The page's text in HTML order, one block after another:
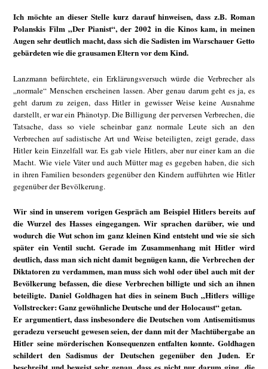
Ich möchte an dieser Stelle kurz darauf hinweisen, dass z.B. Roman
Polanskis Film „Der Pianist“, der 2002 in die Kinos kam, in meinen
Augen sehr deutlich macht, dass sich die Sadisten im Warschauer Getto
gebärdeten wie die grausamen Eltern vor dem Kind.
Lanzmann befürchtete, ein Erklärungsversuch würde die Verbrecher als
„normale“ Menschen erscheinen lassen. Aber genau darum geht es ja, es
geht darum zu zeigen, dass Hitler in gewisser Weise keine Ausnahme
darstellt, er war ein Phänotyp. Die Billigung der perversen Verbrechen, die
Tatsache, dass so viele scheinbar ganz normale Leute sich an den
Verbrechen auf sadistische Art und Weise beteiligten, zeigt gerade, dass
Hitler kein Einzelfall war. Es gab viele Hitlers, aber nur einer kam an die
Macht. Wie viele Väter und auch Mütter mag es gegeben haben, die sich
in ihren Familien besonders gegenüber den Kindern aufführten wie Hitler
gegenüber der Bevölkerung.
Wir sind in unserem vorigen Gespräch am Beispiel Hitlers bereits auf
die Wurzel des Hasses eingegangen. Wir sprachen darüber, wie und
wodurch die Wut schon im ganz kleinen Kind entsteht und wie sie sich
später ein Ventil sucht. Gerade im Zusammenhang mit Hitler wird
deutlich, dass man sich nicht damit begnügen kann, die Verbrechen der
Diktatoren zu verdammen, man muss sich wohl oder übel auch mit der
Bevölkerung befassen, die diese Verbrechen billigte und sich an ihnen
beteiligte. Daniel Goldhagen hat dies in seinem Buch „Hitlers willige
Vollstrecker: Ganz gewöhnliche Deutsche und der Holocaust“ getan.
Er argumentiert, dass insbesondere die Deutschen vom Antisemitismus
geradezu verseucht gewesen seien, der dann mit der Machtübergabe an
Hitler seine mörderischen Konsequenzen entfalten konnte. Goldhagen
schildert den Sadismus der Deutschen gegenüber den Juden. Er